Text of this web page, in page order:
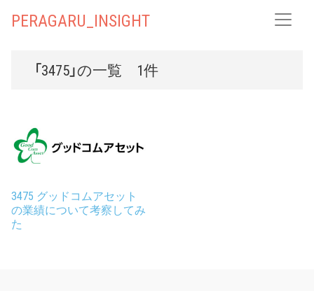
PERAGARU_INSIGHT
「3475」の一覧 1件
3475 グッドコムアセット
の業績について考察してみ
た